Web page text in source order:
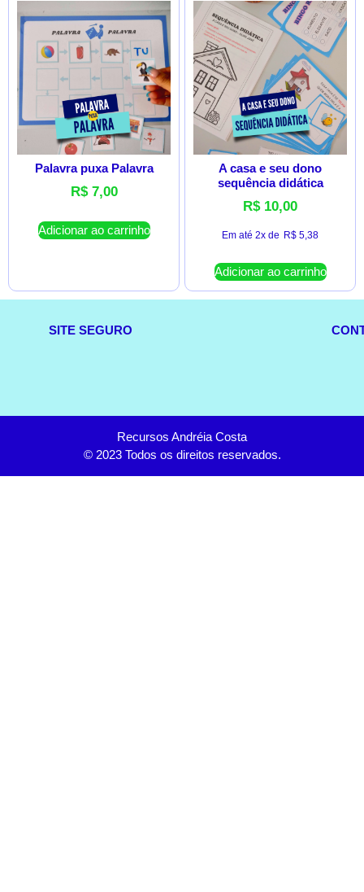
Palavra puxa Palavra
R$7,00
Adicionar ao carrinho
A casa e seu dono
sequência didática
R$10,00
Em até 2x de R$ 5,38
Adicionar ao carrinho
SITE SEGURO
Recursos Andréia Costa
© 2023 Todos os direitos reservados.